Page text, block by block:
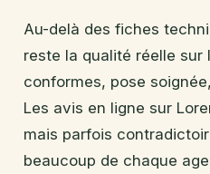
Au-delà des fiches
reste la qualité réelle sur
conformes, pose
Les avis en ligne sur
mais parfois
beaucoup de chaque